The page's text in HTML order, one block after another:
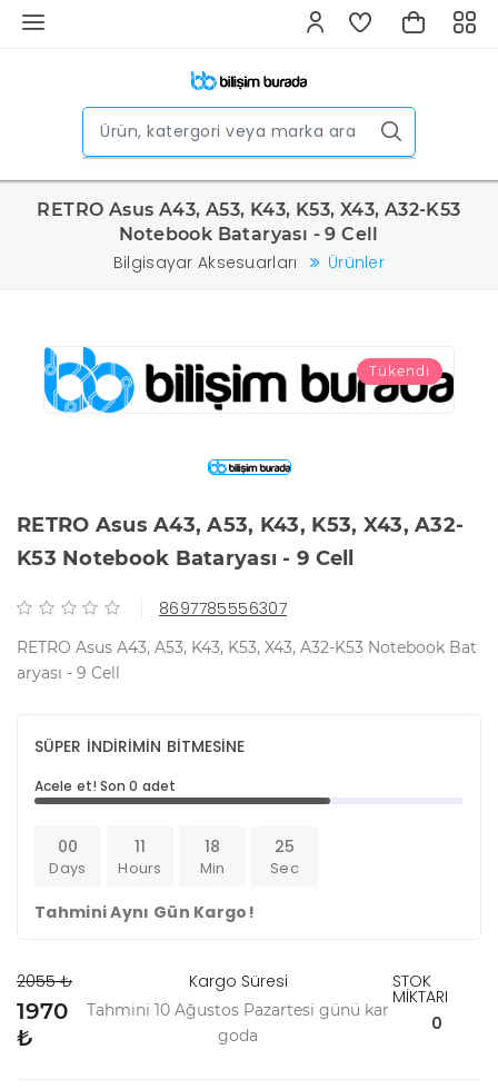
RETRO Asus A43, A53, K43, K53, X43, A32-K53
Notebook Bataryası - 9 Cell
Bilgisayar Aksesuarları Ürünler
Tükendi
RETRO Asus A43, A53, K43, K53, X43, A32-
K53 Notebook Bataryası - 9 Cell
8697785556307
RETRO Asus A43, A53, K43, K53, X43, A32-K53 Notebook Bat
aryası - 9 Cell
SÜPER İNDİRİMİN BİTMESİNE
Acele et! Son 0 adet
00
Days
11
Hours
18
Min
25
Sec
Tahmini Aynı Gün Kargo!
2055 ₺
1970
₺
Kargo Süresi
Tahmini 10 Ağustos Pazartesi günü kar
goda
STOK
MİKTARI
0